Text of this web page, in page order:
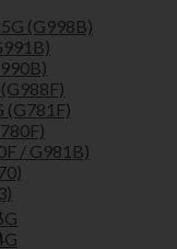
(G998B)
(G781F)
/ G981B)